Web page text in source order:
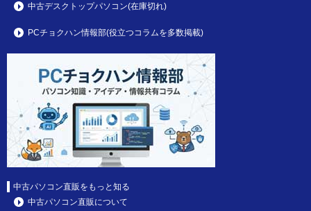
中古デスクトップパソコン(在庫切れ)
PCチョクハン情報部(役立つコラムを多数掲載)
中古パソコン直販をもっと知る
中古パソコン直販について